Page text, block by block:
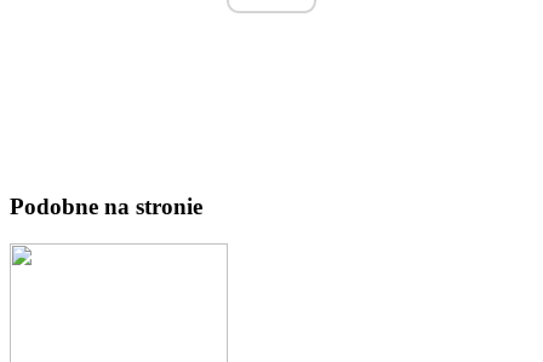
Podobne na stronie